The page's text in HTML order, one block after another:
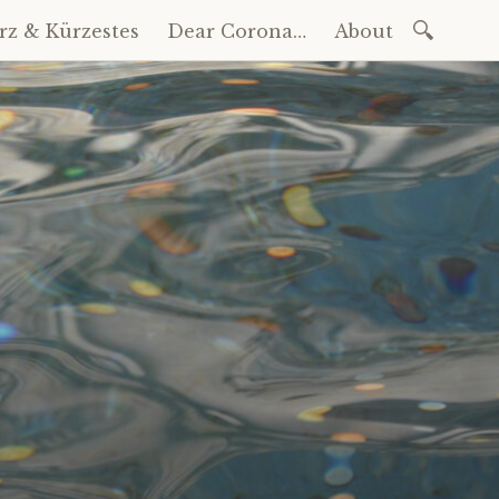
& Kürzestes Dear Corona… About